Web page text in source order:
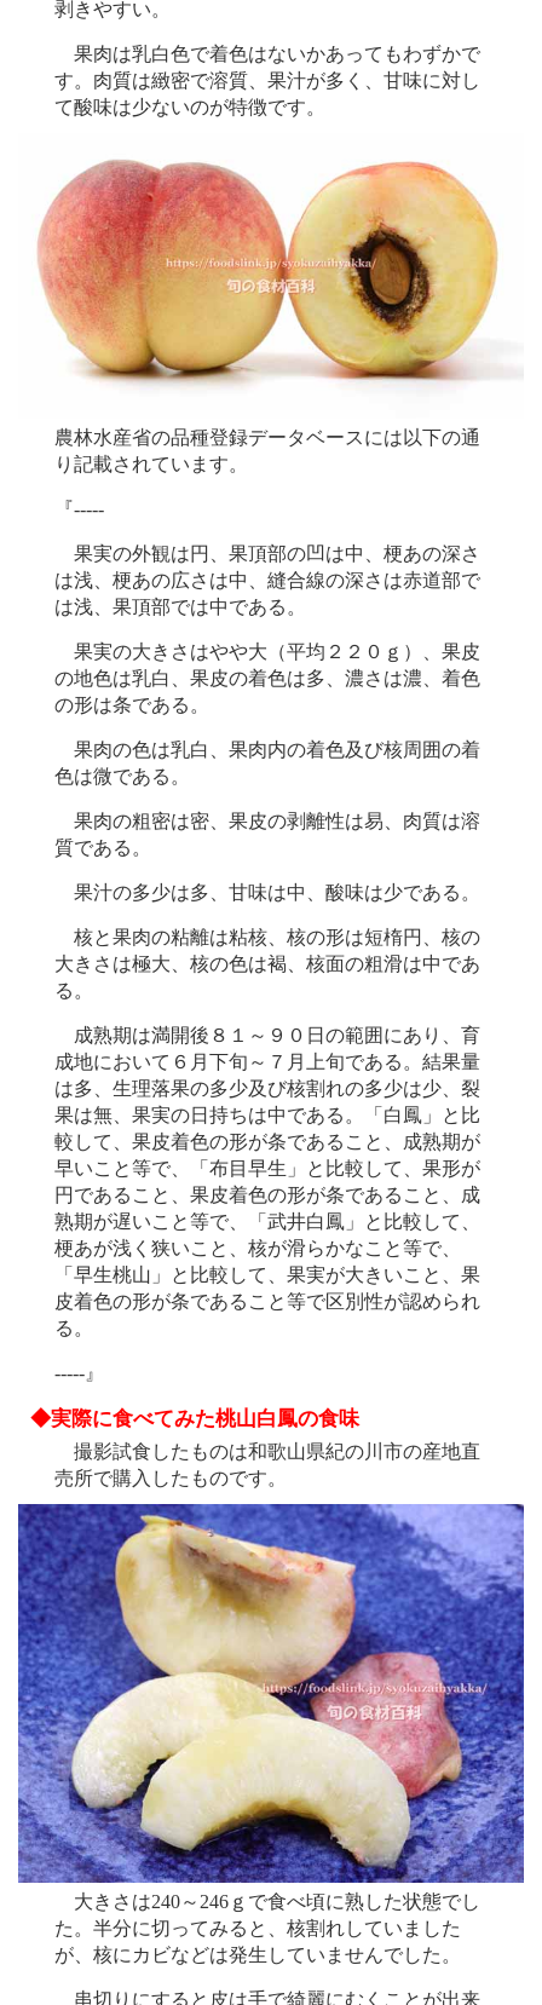
剥きやすい。
果肉は乳白色で着色はないかあってもわずかで
す。肉質は緻密で溶質、果汁が多く、甘味に対し
て酸味は少ないのが特徴です。
農林水産省の品種登録データベースには以下の通
り記載されています。
『-----
果実の外観は円、果頂部の凹は中、梗あの深さ
は浅、梗あの広さは中、縫合線の深さは赤道部で
は浅、果頂部では中である。
果実の大きさはやや大（平均２２０ｇ）、果皮
の地色は乳白、果皮の着色は多、濃さは濃、着色
の形は条である。
果肉の色は乳白、果肉内の着色及び核周囲の着
色は微である。
果肉の粗密は密、果皮の剥離性は易、肉質は溶
質である。
果汁の多少は多、甘味は中、酸味は少である。
核と果肉の粘離は粘核、核の形は短楕円、核の
大きさは極大、核の色は褐、核面の粗滑は中であ
る。
成熟期は満開後８１～９０日の範囲にあり、育
成地において６月下旬～７月上旬である。結果量
は多、生理落果の多少及び核割れの多少は少、裂
果は無、果実の日持ちは中である。「白鳳」と比
較して、果皮着色の形が条であること、成熟期が
早いこと等で、「布目早生」と比較して、果形が
円であること、果皮着色の形が条であること、成
熟期が遅いこと等で、「武井白鳳」と比較して、
梗あが浅く狭いこと、核が滑らかなこと等で、
「早生桃山」と比較して、果実が大きいこと、果
皮着色の形が条であること等で区別性が認められ
る。
-----』
◆実際に食べてみた桃山白鳳の食味
撮影試食したものは和歌山県紀の川市の産地直
売所で購入したものです。
大きさは240～246ｇで食べ頃に熟した状態でし
た。半分に切ってみると、核割れしていました
が、核にカビなどは発生していませんでした。
串切りにすると皮は手で綺麗にむくことが出来